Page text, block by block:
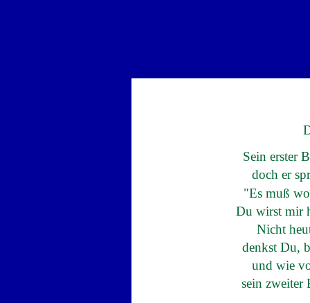
Sein erster
doch er
"Es muß
Du wirst mir
Nicht
denkst Du,
und wie
sein zweiter